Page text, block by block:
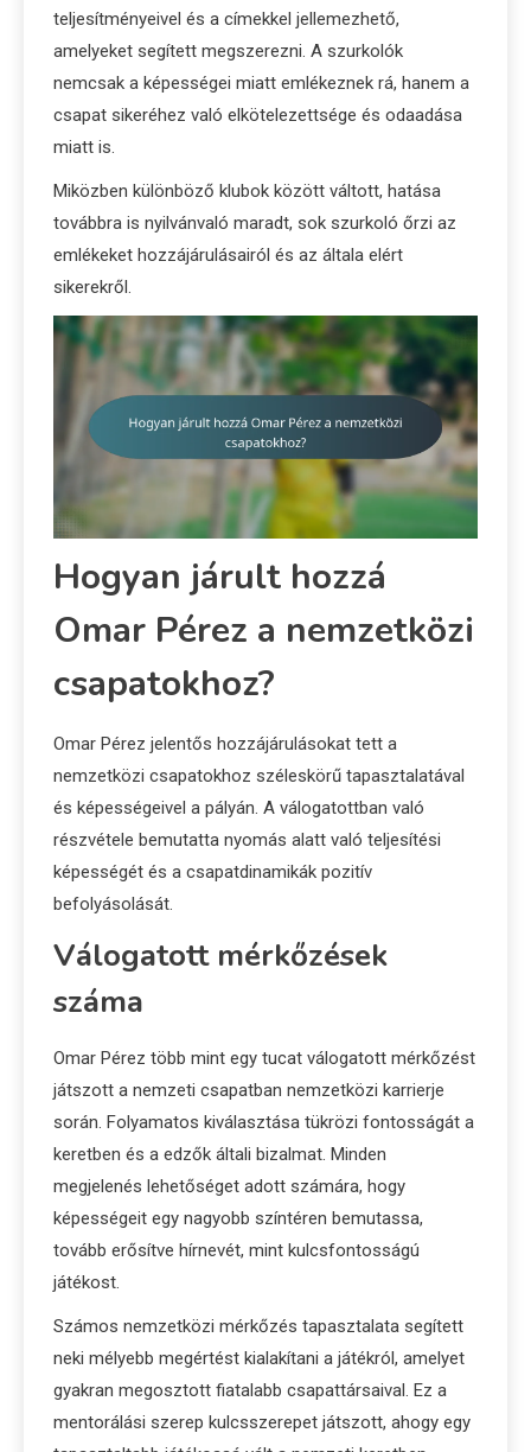
teljesítményeivel és a címekkel jellemezhető,
amelyeket segített megszerezni. A szurkolók
nemcsak a képességei miatt emlékeznek rá, hanem a
csapat sikeréhez való elkötelezettsége és odaadása
miatt is.
Miközben különböző klubok között váltott, hatása
továbbra is nyilvánvaló maradt, sok szurkoló őrzi az
emlékeket hozzájárulásairól és az általa elért
sikerekről.
Hogyan járult hozzá
Omar Pérez a nemzetközi
csapatokhoz?
Omar Pérez jelentős hozzájárulásokat tett a
nemzetközi csapatokhoz széleskörű tapasztalatával
és képességeivel a pályán. A válogatottban való
részvétele bemutatta nyomás alatt való teljesítési
képességét és a csapatdinamikák pozitív
befolyásolását.
Válogatott mérkőzések
száma
Omar Pérez több mint egy tucat válogatott mérkőzést
játszott a nemzeti csapatban nemzetközi karrierje
során. Folyamatos kiválasztása tükrözi fontosságát a
keretben és a edzők általi bizalmat. Minden
megjelenés lehetőséget adott számára, hogy
képességeit egy nagyobb színtéren bemutassa,
tovább erősítve hírnevét, mint kulcsfontosságú
játékost.
Számos nemzetközi mérkőzés tapasztalata segített
neki mélyebb megértést kialakítani a játékról, amelyet
gyakran megosztott fiatalabb csapattársaival. Ez a
mentorálási szerep kulcsszerepet játszott, ahogy egy